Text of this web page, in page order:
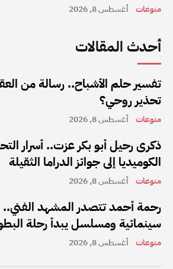
منوعات أغسطس 8, 2026
أحدث المقالات
تفسير حلم الأشباح.. رسالة من
تحذير روحي؟
منوعات أغسطس 8, 2026
ذكرى رحيل أبو بكر عزت.. أسرار
الكوميديا إلى جوائز الدراما الثقيلة
منوعات أغسطس 8, 2026
سينمائية ومسلسل يبدأ رحلة
منوعات أغسطس 8, 2026